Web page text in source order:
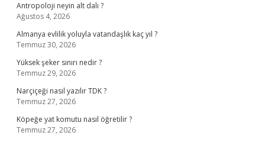
Antropoloji neyin alt dalı ?
Ağustos 4, 2026
Almanya evlilik yoluyla vatandaşlık kaç yıl ?
Temmuz 30, 2026
Yüksek şeker sınırı nedir ?
Temmuz 29, 2026
Narçiçeği nasıl yazılır TDK ?
Temmuz 27, 2026
Köpeğe yat komutu nasıl öğretilir ?
Temmuz 27, 2026